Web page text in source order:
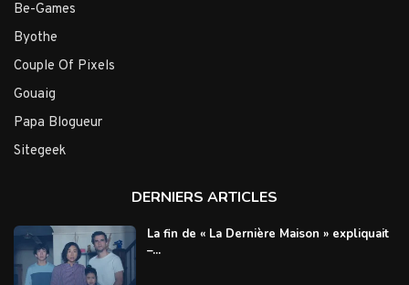
Be-Games
Byothe
Couple Of Pixels
Gouaig
Papa Blogueur
Sitegeek
DERNIERS ARTICLES
La fin de « La Dernière Maison » expliquait
–...